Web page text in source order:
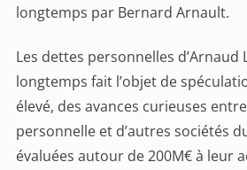
longtemps par Bernard Arnault.
Les dettes personnelles d’Arnaud
longtemps fait l’objet de
élevé, des avances curieuses
personnelle et d’autres sociétés
évaluées autour de 200M€ à leur